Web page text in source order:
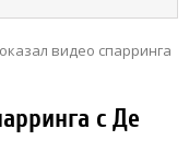
видео спарринга
с Де